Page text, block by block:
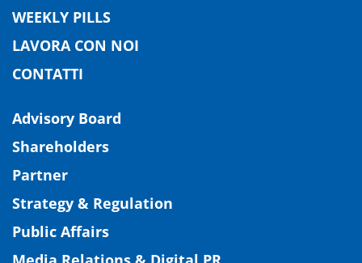
WEEKLY PILLS
LAVORA CON NOI
CONTATTI
Advisory Board
Shareholders
Partner
Strategy & Regulation
Public Affairs